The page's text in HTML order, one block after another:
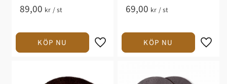
89,00 kr /st 69,00 kr /st